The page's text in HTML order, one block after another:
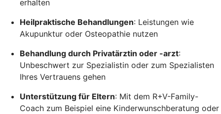
erhalten
Heilpraktische Behandlungen: Leistungen wie
Akupunktur oder Osteopathie nutzen
Behandlung durch Privatärztin oder -arzt:
Unbeschwert zur Spezialistin oder zum Spezialisten
Ihres Vertrauens gehen
Unterstützung für Eltern: Mit dem R+V-Family-
Coach zum Beispiel eine Kinderwunschberatung oder